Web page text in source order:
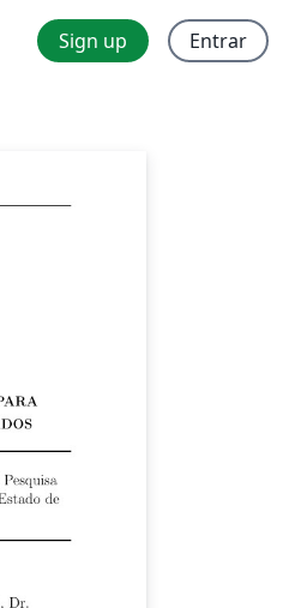
Sign up Entrar